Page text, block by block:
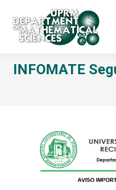
INFOMATE